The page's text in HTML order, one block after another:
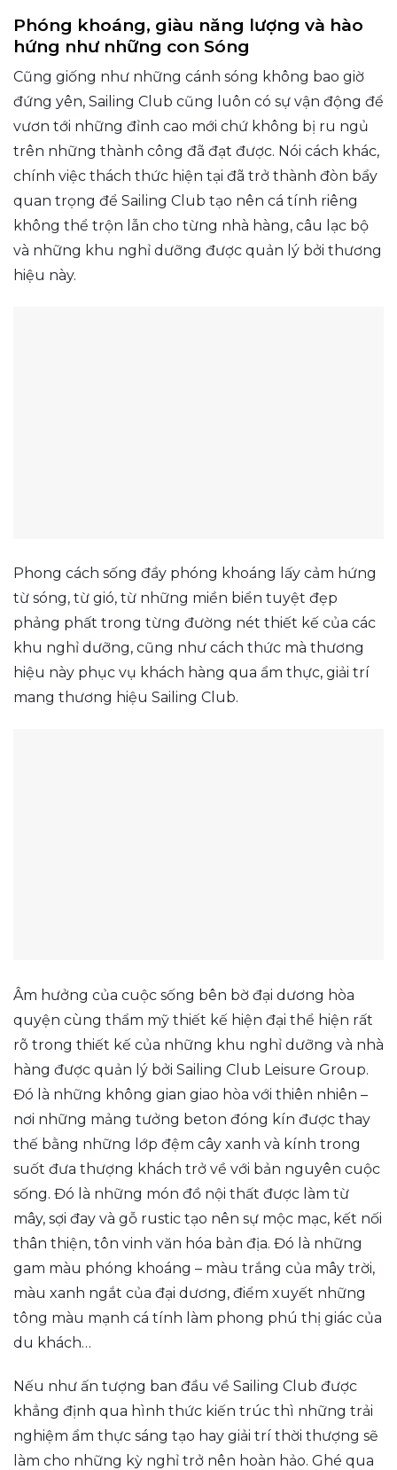
Phóng khoáng, giàu năng lượng và hào
hứng như những con Sóng
Cũng giống như những cánh sóng không bao giờ
đứng yên, Sailing Club cũng luôn có sự vận động để
vươn tới những đỉnh cao mới chứ không bị ru ngủ
trên những thành công đã đạt được. Nói cách khác,
chính việc thách thức hiện tại đã trở thành đòn bẩy
quan trọng để Sailing Club tạo nên cá tính riêng
không thể trộn lẫn cho từng nhà hàng, câu lạc bộ
và những khu nghỉ dưỡng được quản lý bởi thương
hiệu này.
Phong cách sống đầy phóng khoáng lấy cảm hứng
từ sóng, từ gió, từ những miền biển tuyệt đẹp
phảng phất trong từng đường nét thiết kế của các
khu nghỉ dưỡng, cũng như cách thức mà thương
hiệu này phục vụ khách hàng qua ẩm thực, giải trí
mang thương hiệu Sailing Club.
Âm hưởng của cuộc sống bên bờ đại dương hòa
quyện cùng thẩm mỹ thiết kế hiện đại thể hiện rất
rõ trong thiết kế của những khu nghỉ dưỡng và nhà
hàng được quản lý bởi Sailing Club Leisure Group.
Đó là những không gian giao hòa với thiên nhiên –
nơi những mảng tưởng beton đóng kín được thay
thế bằng những lớp đệm cây xanh và kính trong
suốt đưa thượng khách trở về với bản nguyên cuộc
sống. Đó là những món đồ nội thất được làm từ
mây, sợi đay và gỗ rustic tạo nên sự mộc mạc, kết nối
thân thiện, tôn vinh văn hóa bản địa. Đó là những
gam màu phóng khoáng – màu trắng của mây trời,
màu xanh ngắt của đại dương, điểm xuyết những
tông màu mạnh cá tính làm phong phú thị giác của
du khách…
Nếu như ấn tượng ban đầu về Sailing Club được
khẳng định qua hình thức kiến trúc thì những trải
nghiệm ẩm thực sáng tạo hay giải trí thời thượng sẽ
làm cho những kỳ nghỉ trở nên hoàn hảo. Ghé qua